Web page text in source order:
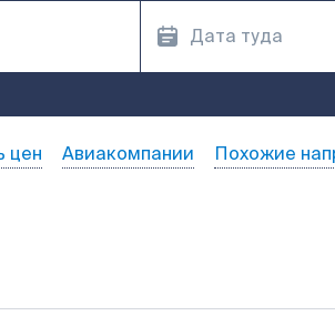
цен Авиакомпании Похожие